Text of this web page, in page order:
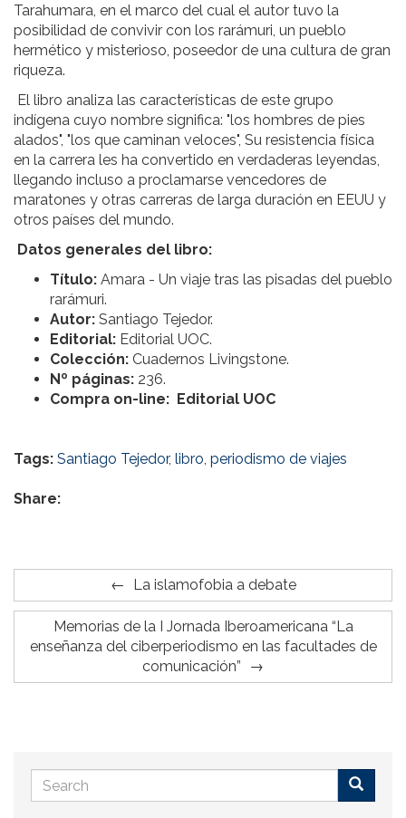
Tarahumara, en el marco del cual el autor tuvo la
posibilidad de convivir con los rarámuri, un pueblo
hermético y misterioso, poseedor de una cultura de gran
riqueza.
El libro analiza las características de este grupo
indígena cuyo nombre significa: "los hombres de pies
alados", "los que caminan veloces", Su resistencia física
en la carrera les ha convertido en verdaderas leyendas,
llegando incluso a proclamarse vencedores de
maratones y otras carreras de larga duración en EEUU y
otros países del mundo.
Datos generales del libro:
Título: Amara - Un viaje tras las pisadas del pueblo
rarámuri.
Autor: Santiago Tejedor.
Editorial: Editorial UOC.
Colección: Cuadernos Livingstone.
Nº páginas: 236.
Compra on-line: Editorial UOC
Tags: Santiago Tejedor, libro, periodismo de viajes
Share:
La islamofobia a debate
Memorias de la I Jornada Iberoamericana “La
enseñanza del ciberperiodismo en las facultades de
comunicación”
Search
form